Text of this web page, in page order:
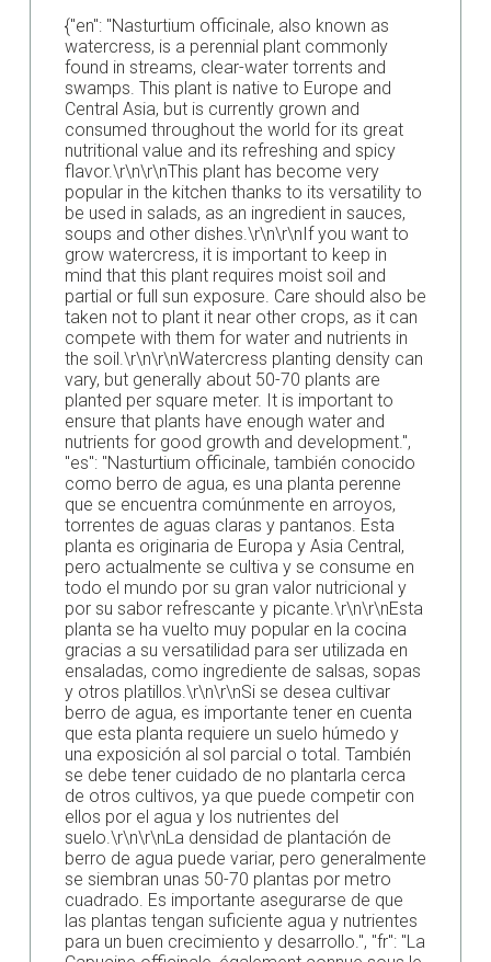
{"en": "Nasturtium officinale, also known as
watercress, is a perennial plant commonly
found in streams, clear-water torrents and
swamps. This plant is native to Europe and
Central Asia, but is currently grown and
consumed throughout the world for its great
nutritional value and its refreshing and spicy
flavor.\r\n\r\nThis plant has become very
popular in the kitchen thanks to its versatility to
be used in salads, as an ingredient in sauces,
soups and other dishes.\r\n\r\nIf you want to
grow watercress, it is important to keep in
mind that this plant requires moist soil and
partial or full sun exposure. Care should also be
taken not to plant it near other crops, as it can
compete with them for water and nutrients in
the soil.\r\n\r\nWatercress planting density can
vary, but generally about 50-70 plants are
planted per square meter. It is important to
ensure that plants have enough water and
nutrients for good growth and development.",
"es": "Nasturtium officinale, también conocido
como berro de agua, es una planta perenne
que se encuentra comúnmente en arroyos,
torrentes de aguas claras y pantanos. Esta
planta es originaria de Europa y Asia Central,
pero actualmente se cultiva y se consume en
todo el mundo por su gran valor nutricional y
por su sabor refrescante y picante.\r\n\r\nEsta
planta se ha vuelto muy popular en la cocina
gracias a su versatilidad para ser utilizada en
ensaladas, como ingrediente de salsas, sopas
y otros platillos.\r\n\r\nSi se desea cultivar
berro de agua, es importante tener en cuenta
que esta planta requiere un suelo húmedo y
una exposición al sol parcial o total. También
se debe tener cuidado de no plantarla cerca
de otros cultivos, ya que puede competir con
ellos por el agua y los nutrientes del
suelo.\r\n\r\nLa densidad de plantación de
berro de agua puede variar, pero generalmente
se siembran unas 50-70 plantas por metro
cuadrado. Es importante asegurarse de que
las plantas tengan suficiente agua y nutrientes
para un buen crecimiento y desarrollo.", "fr": "La